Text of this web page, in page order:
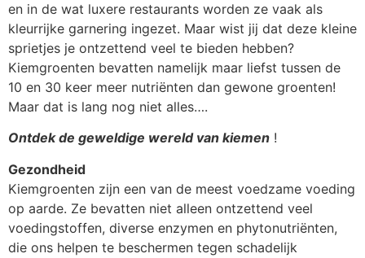
en in de wat luxere restaurants worden ze vaak als
kleurrijke garnering ingezet. Maar wist jij dat deze kleine
sprietjes je ontzettend veel te bieden hebben?
Kiemgroenten bevatten namelijk maar liefst tussen de
10 en 30 keer meer nutriënten dan gewone groenten!
Maar dat is lang nog niet alles….
Ontdek de geweldige wereld van kiemen !
Gezondheid
Kiemgroenten zijn een van de meest voedzame voeding
op aarde. Ze bevatten niet alleen ontzettend veel
voedingstoffen, diverse enzymen en phytonutriënten,
die ons helpen te beschermen tegen schadelijk